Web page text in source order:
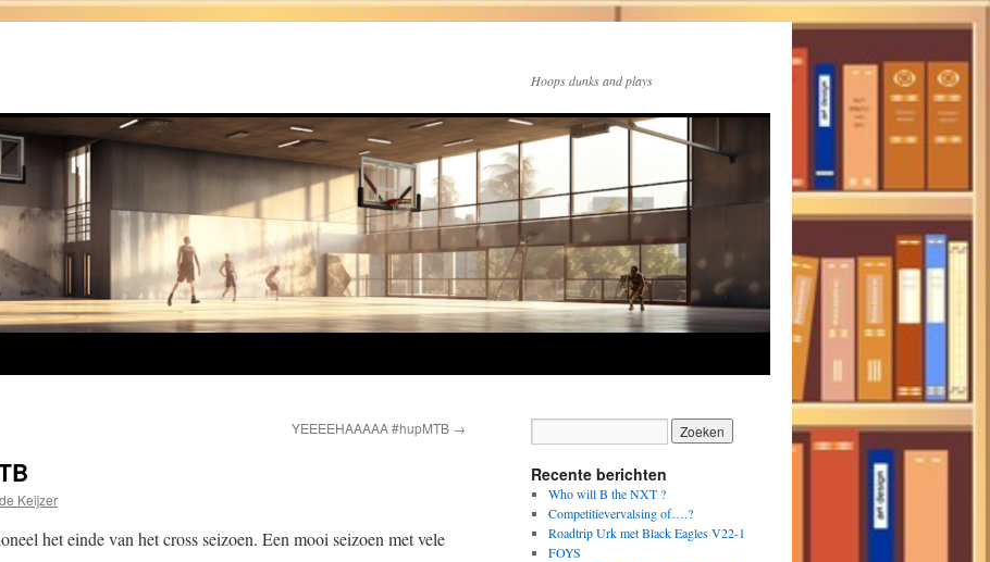
Hoops dunks and plays
YEEEEHAAAAA #hupMTB →
Keijzer
het einde van het cross seizoen. Een mooi seizoen met vele
Recente berichten
Who will B the NXT ?
Competitievervalsing of….?
Roadtrip Urk met Black Eagles V22-1
FOYS